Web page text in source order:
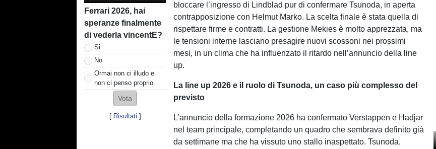
Ferrari 2026, hai
speranze finalmente
di vederla vincentE?
Si
No
Ormai non ci illudo e
non ci penso proprio
[ Risultati ]
bloccare l’ingresso di Lindblad pur di confermare Tsunoda, in aperta
contrapposizione con Helmut Marko. La scelta finale è stata quella di
rispettare firme e contratti. La gestione Mekies è molto apprezzata, ma
le tensioni interne lasciano presagire nuovi scossoni nei prossimi
mesi, in un clima che ha influenzato il ritardo nell’annuncio della line
up.
La line up 2026 e il ruolo di Tsunoda, un caso più complesso del
previsto
L’annuncio della formazione 2026 ha confermato Verstappen e Hadjar
nel team principale, completando un quadro che sembrava definito già
da settimane ma che ha vissuto uno stallo inaspettato. Tsunoda,